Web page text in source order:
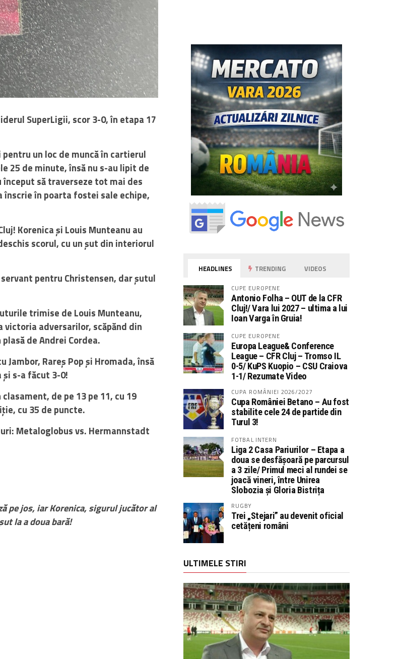
SuperLigii, scor 3-0, în etapa 17
un loc de muncă în cartierul
25 de minute, însă nu s-au lipit de
să traverseze tot mai des
în poarta fostei sale echipe,
Korenica și Louis Munteanu au
scorul, cu un șut din interiorul
pentru Christensen, dar șutul
trimise de Louis Munteanu,
adversarilor, scăpănd din
de Andrei Cordea.
Rareș Pop și Hromada, însă
s-a făcut 3-0!
de pe 13 pe 11, cu 19
cu 35 de puncte.
Metaloglobus vs. Hermannstadt
pe jos, iar Korenica, sigurul jucător al
la a doua bară!
HEADLINES TRENDING VIDEOS
CUPE EUROPENE
Antonio Folha – OUT de la CFR
Cluj!/ Vara lui 2027 – ultima a lui
Ioan Varga în Gruia!
CUPE EUROPENE
Europa League& Conference
League – CFR Cluj – Tromso IL
0-5/ KuPS Kuopio – CSU Craiova
1-1/ Rezumate Video
CUPA ROMÂNIEI 2026/2027
Cupa României Betano – Au fost
stabilite cele 24 de partide din
Turul 3!
FOTBAL INTERN
Liga 2 Casa Pariurilor – Etapa a
doua se desfășoară pe parcursul
a 3 zile/ Primul meci al rundei se
joacă vineri, între Unirea
Slobozia și Gloria Bistrița
RUGBY
Trei „Stejari” au devenit oficial
cetățeni români
ULTIMELE STIRI